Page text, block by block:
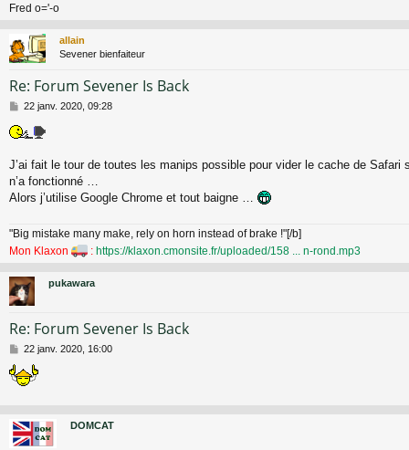
Fred o='-o
allain
Sevener bienfaiteur
Re: Forum Sevener Is Back
M
s
a
e
22 janv. 2020, 09:28
J’ai fait le tour de toutes les manips possible pour vider le cache de
n’a fonctionné …
Alors j’utilise Google Chrome et tout baigne …
"Big mistake many make, rely on horn instead of brake !"[/b]
Mon Klaxon
: https://klaxon.cmonsite.fr/uploaded/158 ... n-rond.mp3
pukawara
Re: Forum Sevener Is Back
M
s
s
e
22 janv. 2020, 16:00
DOMCAT